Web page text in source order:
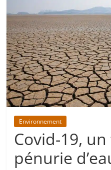
du commerce international
Environnement
Covid-19,
pénurie